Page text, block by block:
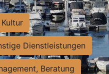
Dienstleistungen
Beratung